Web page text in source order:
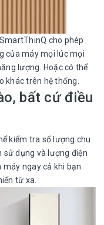
cho phép
của máy mọi lúc mọi
lượng. Hoặc có thể
khác trên hệ thống.
bất cứ điều
kiểm tra số lượng chu
sử dụng và lượng điện
ngay cả khi bạn
từ xa.